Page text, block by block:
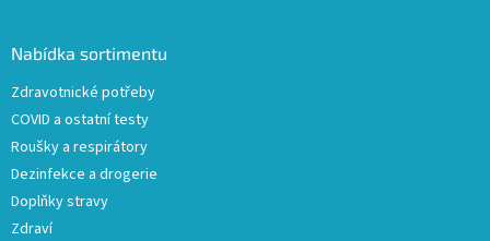
Nabídka sortimentu
Zdravotnické potřeby
COVID a ostatní testy
Roušky a respirátory
Dezinfekce a drogerie
Doplňky stravy
Zdraví